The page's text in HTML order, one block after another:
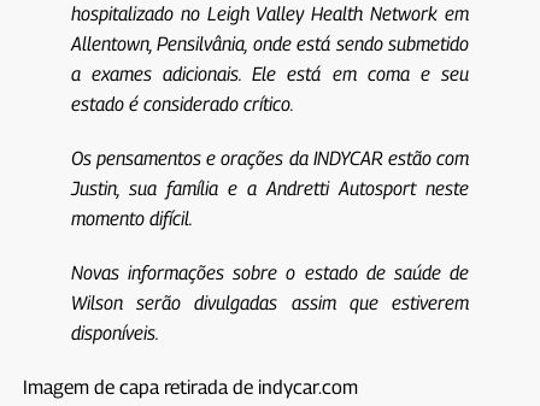
hospitalizado no Leigh Valley Health Network em
Allentown, Pensilvânia, onde está sendo submetido
a exames adicionais. Ele está em coma e seu
estado é considerado crítico.
Os pensamentos e orações da INDYCAR estão com
Justin, sua família e a Andretti Autosport neste
momento difícil.
Novas informações sobre o estado de saúde de
Wilson serão divulgadas assim que estiverem
disponíveis.
Imagem de capa retirada de indycar.com